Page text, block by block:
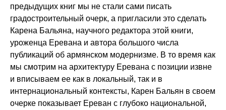
предыдущих книг мы не стали сами писать
градостроительный очерк, а пригласили это сделать
Карена Бальяна, научного редактора этой книги,
уроженца Еревана и автора большого числа
публикаций об армянском модернизме. В то время как
мы смотрим на архитектуру Еревана с позиции извне
и вписываем ее как в локальный, так и в
интернациональный контексты, Карен Бальян в своем
очерке показывает Ереван с глубоко национальной,